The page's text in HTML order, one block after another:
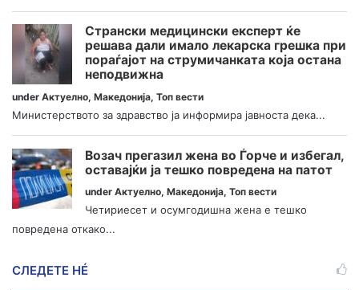
Странски медицински експерт ќе
решава дали имало лекарска грешка при
пораѓајот на струмичанката која остана
неподвижна
under Актуелно, Македонија, Топ вести
Министерството за здравство ја информира јавноста дека...
Возач прегазил жена во Ѓорче и избегал,
оставајќи ја тешко повредена на патот
under Актуелно, Македонија, Топ вести
Четириесет и осумгодишна жена е тешко
повредена откако...
СЛЕДЕТЕ НÉ